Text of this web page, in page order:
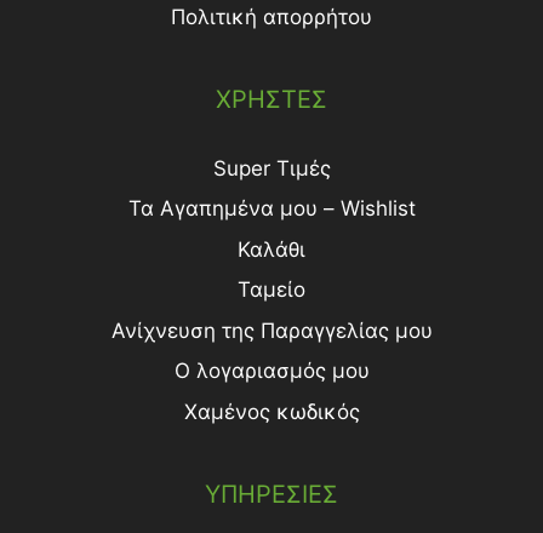
Πολιτική απορρήτου
ΧΡΗΣΤΕΣ
Super Τιμές
Τα Αγαπημένα μου – Wishlist
Καλάθι
Ταμείο
Ανίχνευση της Παραγγελίας μου
Ο λογαριασμός μου
Χαμένος κωδικός
ΥΠΗΡΕΣΙΕΣ